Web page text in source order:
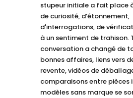
stupeur initiale a fait place
de curiosité, d’étonnement,
d'interrogations, de
à un sentiment de trahison.
conversation a changé de
bonnes affaires, liens vers
revente, vidéos de
comparaisons entre pièces
modèles sans marque se